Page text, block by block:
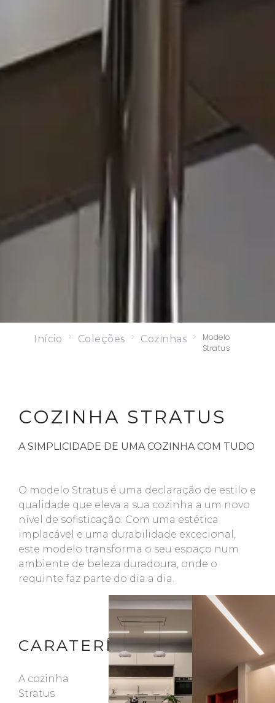
Início > Coleções > Cozinhas >
Modelo
Stratus
COZINHA STRATUS
A SIMPLICIDADE DE UMA COZINHA COM TUDO
O modelo Stratus é uma declaração de estilo e
qualidade que eleva a sua cozinha a um novo
nível de sofisticação. Com uma estética
implacável e uma durabilidade excecional,
este modelo transforma o seu espaço num
ambiente de beleza duradoura, onde o
requinte faz parte do dia a dia.
CARATERÍSTICAS
A cozinha
Stratus